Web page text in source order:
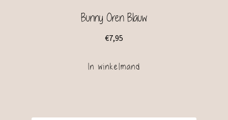
Bunny Oren Blauw
€7,95
In winkelmand